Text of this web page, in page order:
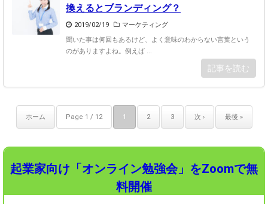
換えるとブランディング？
2019/02/19
マーケティング
聞いた事は何回もあるけど、よく意味のわからない言葉という
のがありますよね。例えば ...
記事を読む
ホーム Page 1 / 12 1 2 3 次 › 最後 »
起業家向け「オンライン勉強会」をZoomで無
料開催